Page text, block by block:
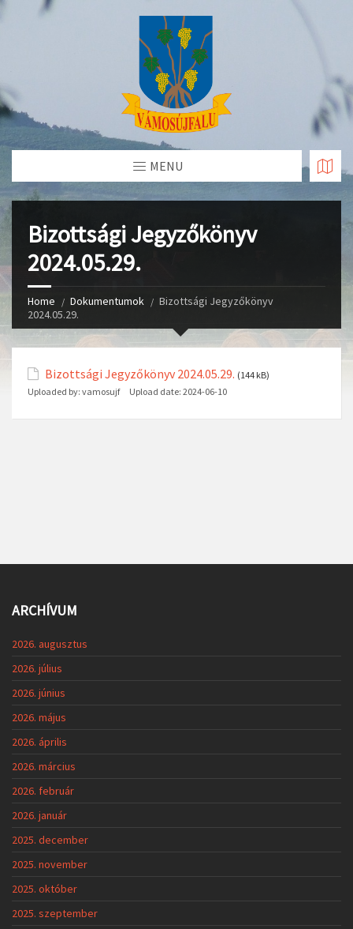
Skip
MENU
Bizottsági Jegyzőkönyv
2024.05.29.
Home Dokumentumok
Bizottsági Jegyzőkönyv
2024.05.29.
Bizottsági Jegyzőkönyv 2024.05.29. (144 kB)
Uploaded by: vamosujf Upload date: 2024-06-10
ARCHÍVUM
2026. augusztus
2026. július
2026. június
2026. május
2026. április
2026. március
2026. február
2026. január
2025. december
2025. november
2025. október
2025. szeptember